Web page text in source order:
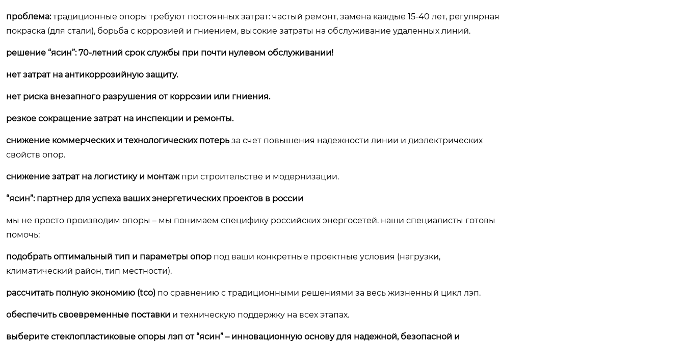
проблема:традиционные опоры требуют постоянных затрат: частый ремонт, замена каждые 15-40 лет, регулярная
покраска (для стали), борьба с коррозией и гниением, высокие затраты на обслуживание удаленных линий.
решение “ясин”: 70-летний срок службы при почти нулевом обслуживании!
нет затрат на антикоррозийную защиту.
нет риска внезапного разрушения от коррозии или гниения.
резкое сокращение затрат на инспекции и ремонты.
снижение коммерческих и технологических потерь за счет повышения надежности линии и диэлектрических
свойств опор.
снижение затрат на логистику и монтажпри строительстве и модернизации.
“ясин”: партнер для успеха ваших энергетических проектов в россии
мы не просто производим опоры – мы понимаем специфику российских энергосетей. наши специалисты готовы
помочь:
подобрать оптимальный тип и параметры опор под ваши конкретные проектные условия (нагрузки,
климатический район, тип местности).
рассчитать полную экономию (tco) по сравнению с традиционными решениями за весь жизненный цикл лэп.
обеспечить своевременные поставки и техническую поддержку на всех этапах.
выберите стеклопластиковые опоры лэп от “ясин” – инновационную основу для надежной, безопасной и